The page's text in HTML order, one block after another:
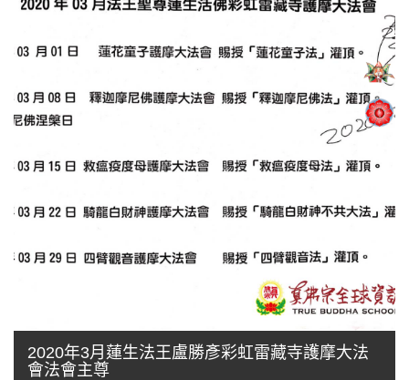
2020年3月蓮生法王盧勝彥彩虹雷藏寺護摩大法
會法會主尊